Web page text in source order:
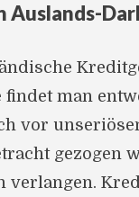
Auslands-
man
vor
gezogen
verlangen.